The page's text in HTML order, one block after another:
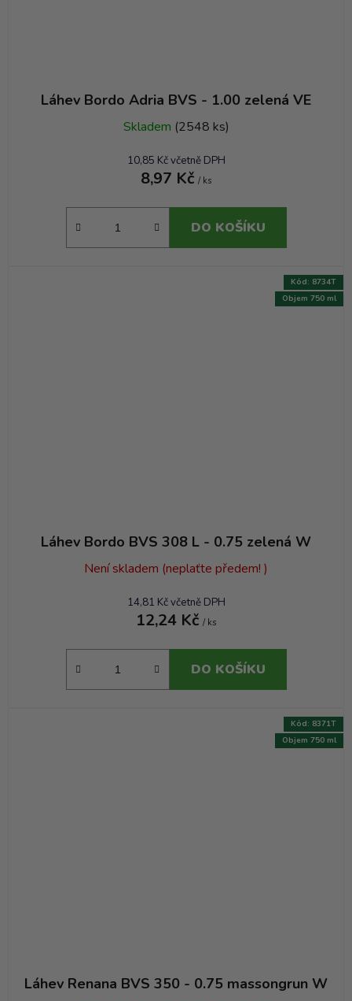
Láhev Bordo Adria BVS - 1.00 zelená VE
Skladem (2548 ks)
10,85 Kč včetně DPH
8,97 Kč / ks
DO KOŠÍKU
Láhev Bordo BVS 308 L - 0.75 zelená W
Není skladem (neplaťte předem! )
14,81 Kč včetně DPH
12,24 Kč / ks
DO KOŠÍKU
Objem 750 ml
Kód: 8734T
Láhev Renana BVS 350 - 0.75 massongrun W
Objem 750 ml
Kód: 8371T